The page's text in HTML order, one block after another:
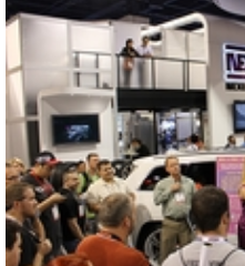
2013 SEMA SHOW